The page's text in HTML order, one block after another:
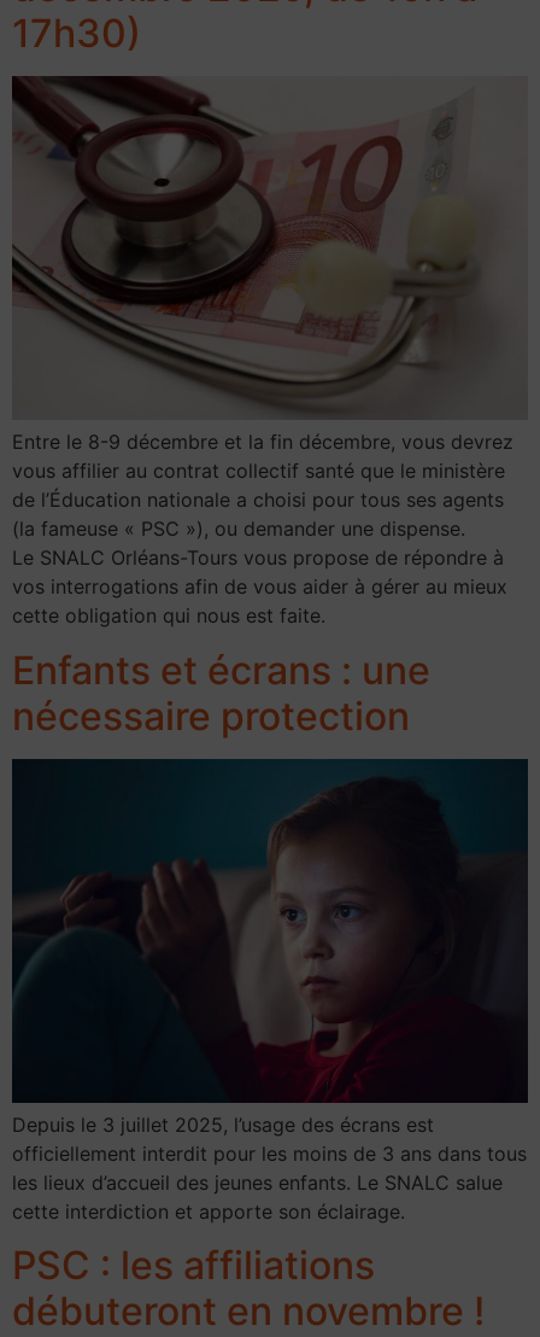
17h30)
Entre le 8-9 décembre et la fin décembre, vous devrez
vous affilier au contrat collectif santé que le ministère
de l’Éducation nationale a choisi pour tous ses agents
(la fameuse « PSC »), ou demander une dispense.
Le SNALC Orléans-Tours vous propose de répondre à
vos interrogations afin de vous aider à gérer au mieux
cette obligation qui nous est faite.
Enfants et écrans : une
nécessaire protection
Depuis le 3 juillet 2025, l’usage des écrans est
officiellement interdit pour les moins de 3 ans dans tous
les lieux d’accueil des jeunes enfants. Le SNALC salue
cette interdiction et apporte son éclairage.
PSC : les affiliations
débuteront en novembre !